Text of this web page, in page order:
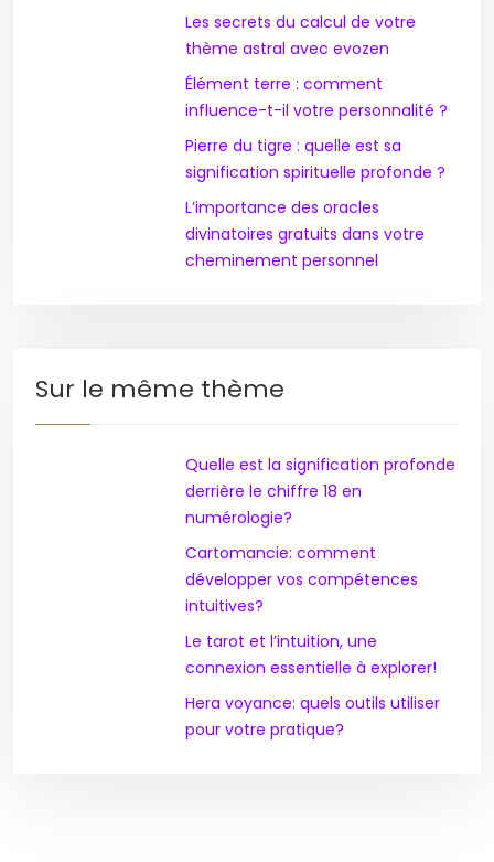
Les secrets du calcul de votre
thème astral avec evozen
Élément terre : comment
influence-t-il votre personnalité ?
Pierre du tigre : quelle est sa
signification spirituelle profonde ?
L’importance des oracles
divinatoires gratuits dans votre
cheminement personnel
Sur le même thème
Quelle est la signification profonde
derrière le chiffre 18 en
numérologie?
Cartomancie: comment
développer vos compétences
intuitives?
Le tarot et l’intuition, une
connexion essentielle à explorer!
Hera voyance: quels outils utiliser
pour votre pratique?